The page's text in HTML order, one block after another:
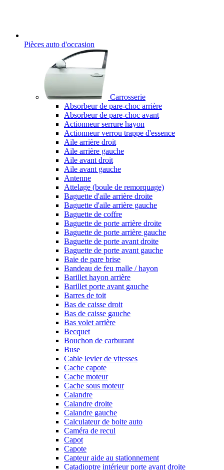
Pièces auto d'occasion
Carrosserie
Absorbeur de pare-choc arrière
Absorbeur de pare-choc avant
Actionneur serrure hayon
Actionneur verrou trappe d'essence
Aile arrière droit
Aile arrière gauche
Aile avant droit
Aile avant gauche
Antenne
Attelage (boule de remorquage)
Baguette d'aile arrière droite
Baguette d'aile arrière gauche
Baguette de coffre
Baguette de porte arrière droite
Baguette de porte arrière gauche
Baguette de porte avant droite
Baguette de porte avant gauche
Baie de pare brise
Bandeau de feu malle / hayon
Barillet hayon arrière
Barillet porte avant gauche
Barres de toit
Bas de caisse droit
Bas de caisse gauche
Bas volet arrière
Becquet
Bouchon de carburant
Buse
Cable levier de vitesses
Cache capote
Cache moteur
Cache sous moteur
Calandre
Calandre droite
Calandre gauche
Calculateur de boite auto
Caméra de recul
Capot
Capote
Capteur aide au stationnement
Catadioptre intérieur porte avant droite